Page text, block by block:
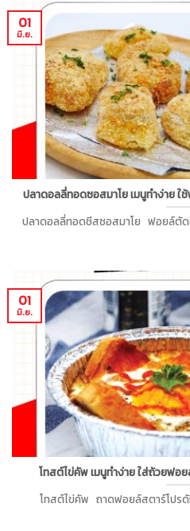
ปลาดอลลี่ทอดซอสมาโย เมนูทำง่าย
ปลาดอลลี่ทอดชีสซอสมาโย ฟอยล์ตัด
01
มิ.ย.
โทสต์ไข่คัพ เมนูทำง่าย ใส่ถ้วยฟอ
โทสต์ไข่คัพ ถาดฟอยล์สตาร์โปร
01
มิ.ย.